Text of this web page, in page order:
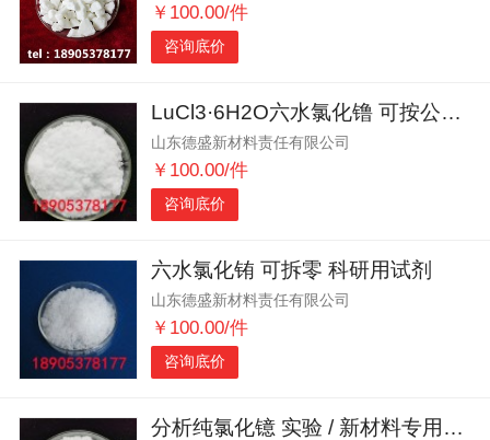
￥100.00/件
咨询底价
LuCl3·6H2O六水氯化镥 可按公斤出
山东德盛新材料责任有限公司
￥100.00/件
咨询底价
六水氯化铕 可拆零 科研用试剂
山东德盛新材料责任有限公司
￥100.00/件
咨询底价
分析纯氯化镱 实验 / 新材料专用原料